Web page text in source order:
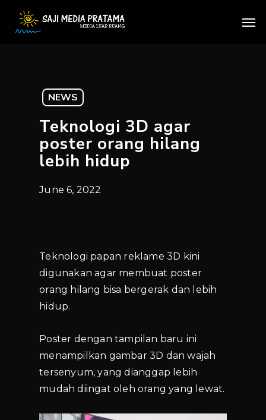
NEWS
Teknologi 3D agar
poster orang hilang
lebih hidup
June 6, 2022
Teknologi papan reklame 3D kini
digunakan agar membuat poster
orang hilang bisa bergerak dan lebih
hidup.
Poster dengan tampilan baru ini
menampilkan gambar 3D dan wajah
tersenyum, yang dianggap lebih
mudah diingat oleh orang yang lewat.